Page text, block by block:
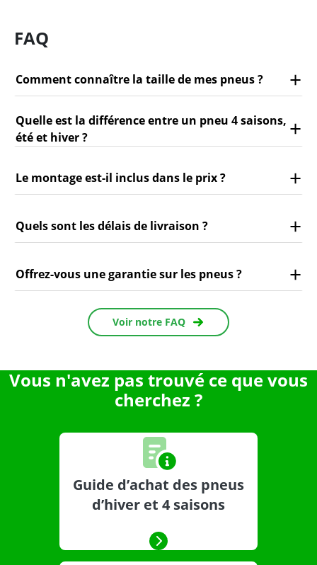
FAQ
Comment connaître la taille de mes pneus ?
Quelle est la différence entre un pneu 4 saisons,
été et hiver ?
Le montage est-il inclus dans le prix ?
Quels sont les délais de livraison ?
Offrez-vous une garantie sur les pneus ?
Voir notre FAQ
Vous n'avez pas trouvé ce que vous
cherchez ?
Guide d’achat des pneus
d’hiver et 4 saisons